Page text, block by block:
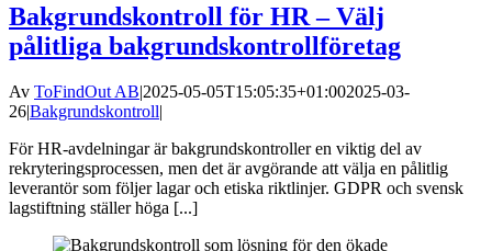
Bakgrundskontroll för HR – Välj
pålitliga bakgrundskontrollföretag
Av ToFindOut AB 2025-05-05T15:05:35+01:002025-03-
26Bakgrundskontroll
För HR-avdelningar är bakgrundskontroller en viktig del av
rekryteringsprocessen, men det är avgörande att välja en pålitlig
leverantör som följer lagar och etiska riktlinjer. GDPR och svensk
lagstiftning ställer höga [...]